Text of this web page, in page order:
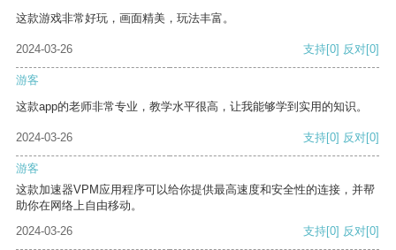
这款游戏非常好玩，画面精美，玩法丰富。
2024-03-26 支持[0] 反对[0]
游客
这款app的老师非常专业，教学水平很高，让我能够学到实用的知识。
2024-03-26 支持[0] 反对[0]
游客
这款加速器VPM应用程序可以给你提供最高速度和安全性的连接，并帮
助你在网络上自由移动。
2024-03-26
支持[0] 反对[0]